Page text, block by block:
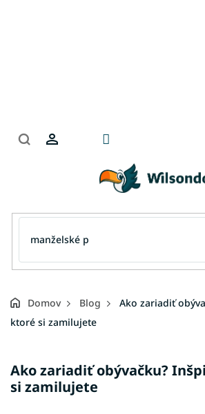
Domov Blog
Ako zariadiť
ktoré si zamilujete
Ako zariadiť obývačku?
si zamilujete